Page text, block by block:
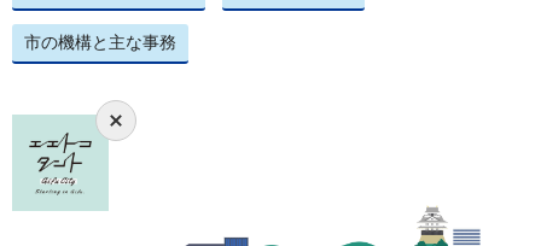
市の機構と主な事務